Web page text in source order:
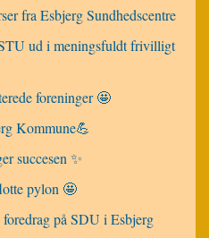
fra Esbjerg Sundhedscentre
ud i meningsfuldt frivilligt
foreninger 🤩
Kommune💪
succesen ✨
pylon 🤩
på SDU i Esbjerg